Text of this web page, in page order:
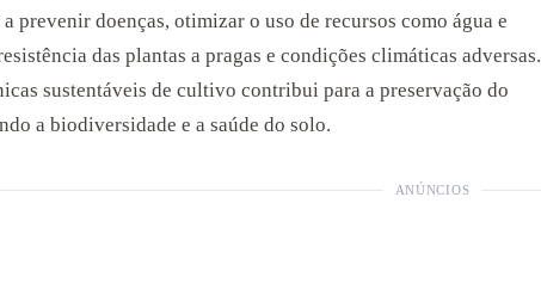
prevenir doenças, otimizar o uso de recursos como água e
das plantas a pragas e condições climáticas adversas.
sustentáveis de cultivo contribui para a preservação do
a biodiversidade e a saúde do solo.
ANÚNCIOS